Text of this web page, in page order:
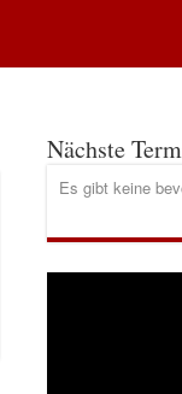
Nächste
Es gibt keine